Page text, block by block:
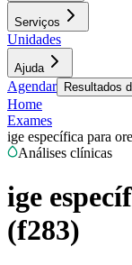
Serviços
Unidades
Ajuda
Agendar Resultados
Home
Exames
ige específica para
Análises clínicas
ige
(f283)